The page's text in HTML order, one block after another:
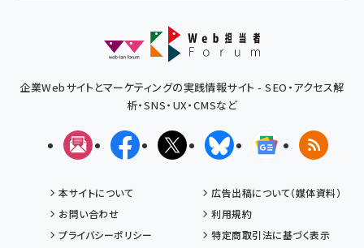
企業Webサイトとマーケティングの実践情報サイト - SEO・アクセス解
析・SNS・UX・CMSなど
メルマガFacebookX(エックス)BlueskyGoogleニュ
RSS
本サイトについて
広告出稿について（媒体資料）
お問い合わせ
利用規約
プライバシーポリシー
特定商取引法に基づく表示